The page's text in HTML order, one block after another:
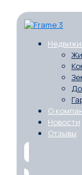
О
Новости
Отзывы